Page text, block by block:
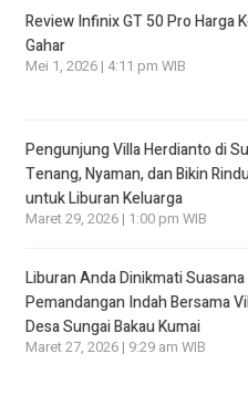
Review Infinix GT 50 Pro Harga
Gahar
Mei 1, 2026 | 4:11 pm WIB
Pengunjung Villa Herdianto di
Tenang, Nyaman, dan Bikin
untuk Liburan Keluarga
Maret 29, 2026 | 1:00 pm WIB
Liburan Anda Dinikmati
Pemandangan Indah Bersama
Desa Sungai Bakau Kumai
Maret 27, 2026 | 9:29 am WIB